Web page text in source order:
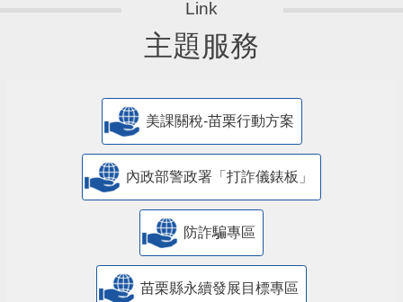
主題服務
美課關稅-苗栗行動方案
內政部警政署「打詐儀錶板」
防詐騙專區
苗栗縣永續發展目標專區